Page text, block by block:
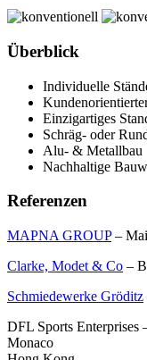
Überblick
Individuelle
Einzigartiges
Schräg- oder
Alu- & Metallbau
Nachhaltige
Referenzen
MAPNA GROUP–
Clarke, Modet & Co –
Schmiedewerke Gröditz
DFL Sports Enterprises
Monaco